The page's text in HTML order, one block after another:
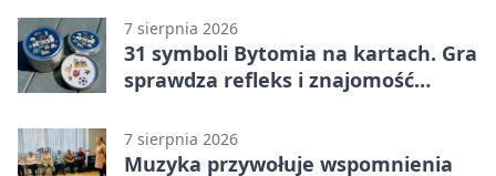
ale stracili zwycięstwo
7 sierpnia 2026
31 symboli Bytomia na kartach. Gra
sprawdza refleks i znajomość
7 sierpnia 2026
Muzyka przywołuje wspomnienia